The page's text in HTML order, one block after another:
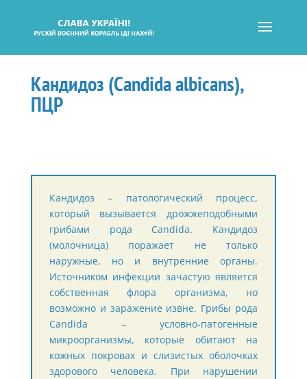
Кандидоз (Candida albicans),
ПЦР
Кандидоз – патологический процесс,
который вызывается дрожжеподобными
грибами рода Candida. Кандидоз
(молочница) поражает не только
наружные, но и внутренние органы.
Источником инфекции зачастую является
собственная флора организма, но
возможно и заражение извне. Грибы рода
Candida – условно-патогенные
микроорганизмы, которые обитают на
кожных покровах и слизистых оболочках
здорового человека. При нарушении